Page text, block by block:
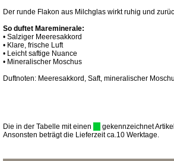
Der runde Flakon aus Milchglas wirkt ruhig und
So duftet Mareminerale:
• Salziger Meeresakkord
• Klare, frische Luft
• Leicht saftige Nuance
• Mineralischer Moschus
Duftnoten: Meeresakkord, Saft, mineralischer
Die in der Tabelle mit einen
gekennzeichnet
Ansonsten beträgt die Lieferzeit ca.10 Werktage.